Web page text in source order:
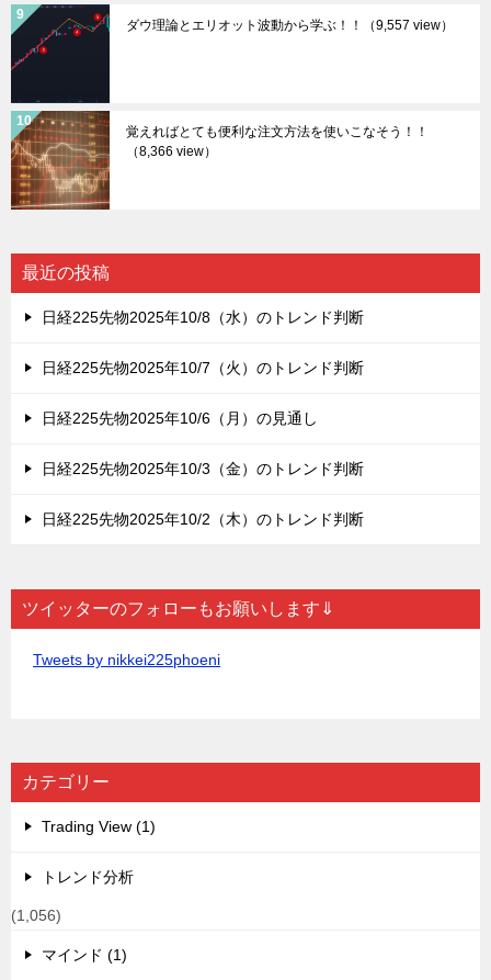
ダウ理論とエリオット波動から学ぶ！！ （9,557 view）
覚えればとても便利な注文方法を使いこなそう！！
（8,366 view）
最近の投稿
日経225先物2025年10/8（水）のトレンド判断
日経225先物2025年10/7（火）のトレンド判断
日経225先物2025年10/6（月）の見通し
日経225先物2025年10/3（金）のトレンド判断
日経225先物2025年10/2（木）のトレンド判断
ツイッターのフォローもお願いします⇓
Tweets by nikkei225phoeni
カテゴリー
Trading View (1)
トレンド分析
(1,056)
マインド (1)